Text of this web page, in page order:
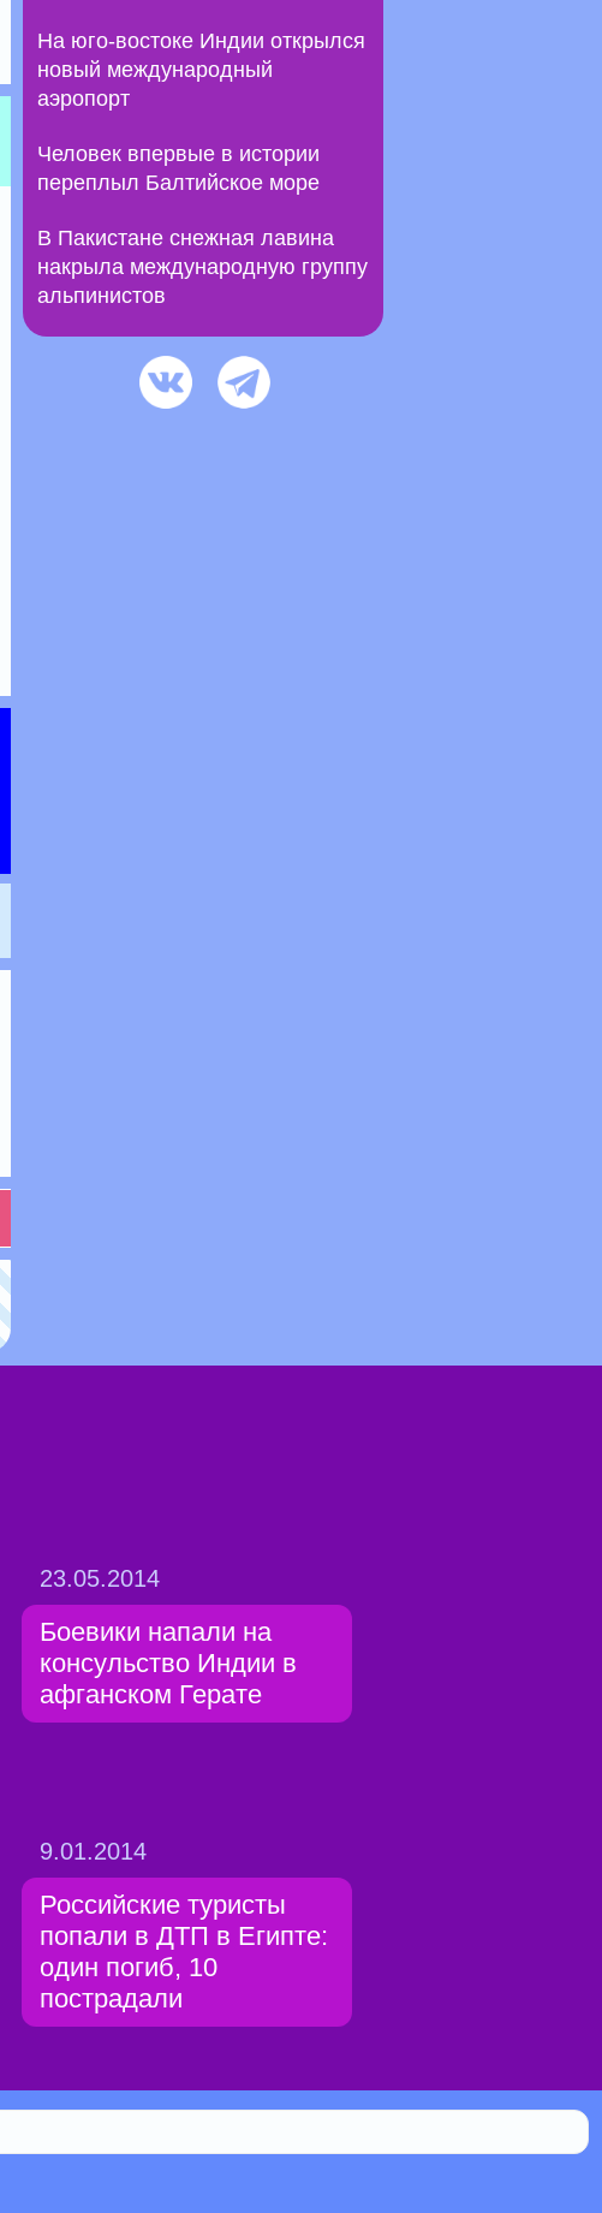
На юго-востоке Индии открылся
новый международный
аэропорт
Человек впервые в истории
переплыл Балтийское море
В Пакистане снежная лавина
накрыла международную группу
альпинистов
23.05.2014
Боевики напали на
консульство Индии в
афганском Герате
9.01.2014
Российские туристы
попали в ДТП в Египте:
один погиб, 10
пострадали